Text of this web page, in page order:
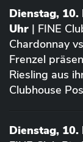
Dienstag,
Uhr | FINE
Chardonnay
Frenzel
Riesling aus
Clubhouse
Dienstag,